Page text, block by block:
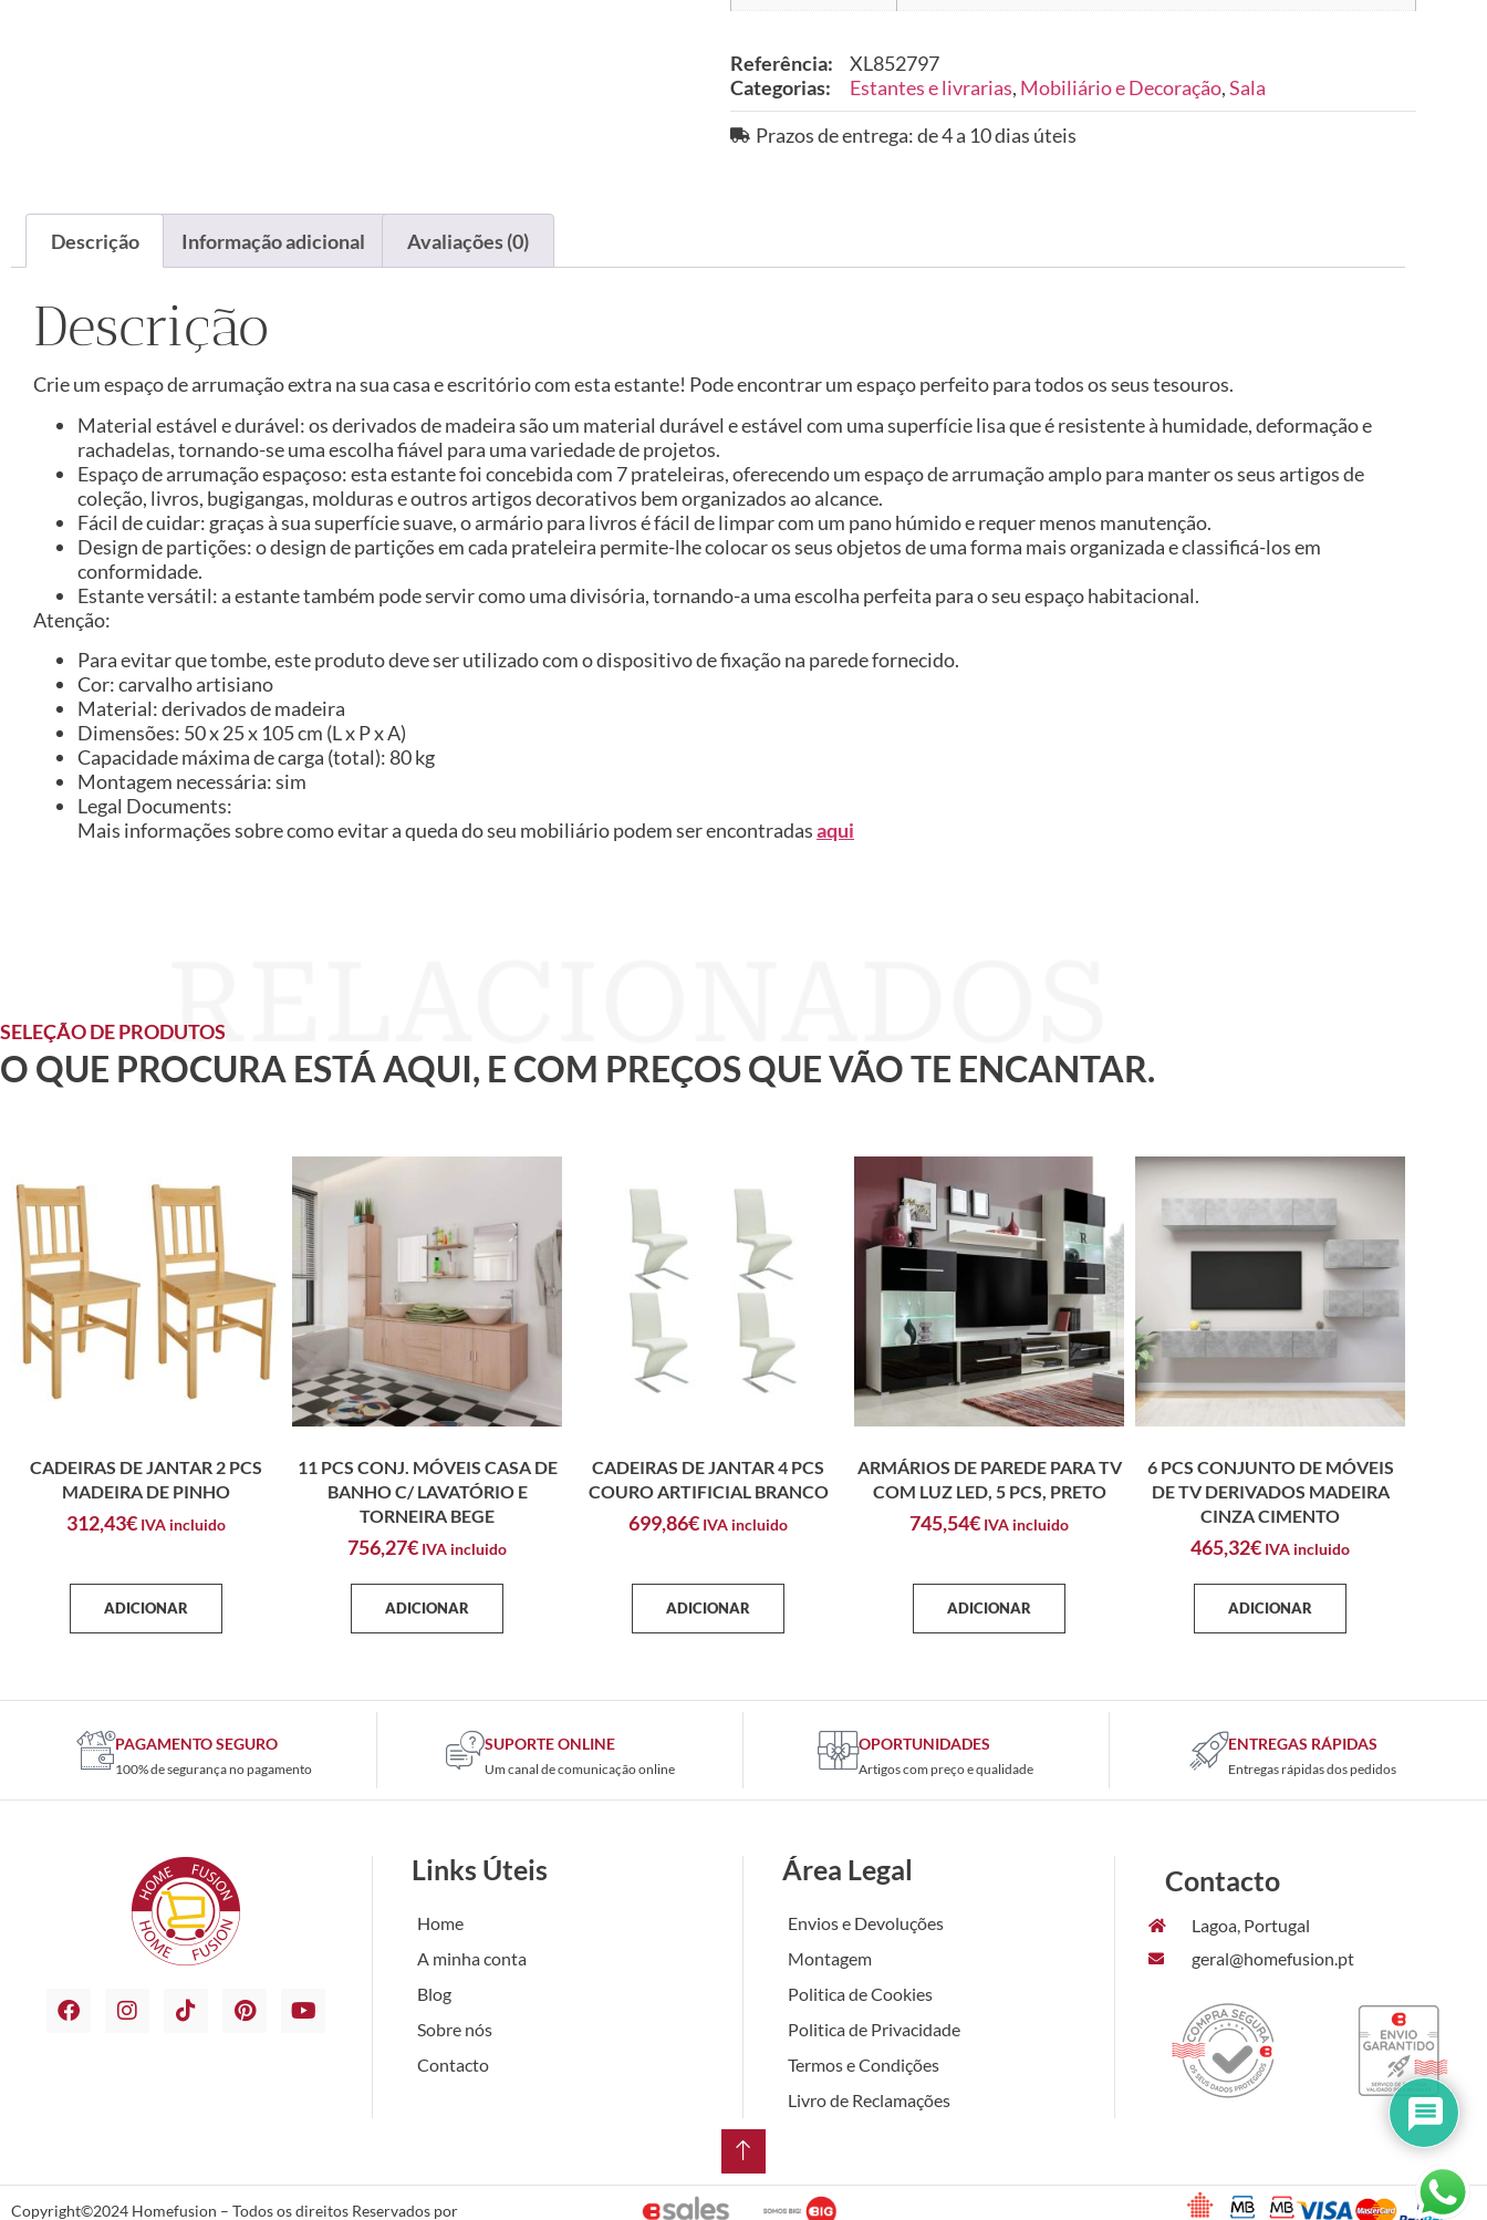
Referência:
XL852797
Categorias:
Estantes e livrarias, Mobiliário e Decoração,Sala
Prazos de entrega: de 4 a 10 dias úteis
Descrição Informação adicional Avaliações (0)
Descrição
Crie um espaço de arrumação extra na sua casa e escritório com esta estante! Pode encontrar um espaço perfeito para todos os seus tesouros.
Material estável e durável: os derivados de madeira são um material durável e estável com uma superfície lisa que é resistente à humidade, deformação e
rachadelas, tornando-se uma escolha fiável para uma variedade de projetos.
Espaço de arrumação espaçoso: esta estante foi concebida com 7 prateleiras, oferecendo um espaço de arrumação amplo para manter os seus artigos de
coleção, livros, bugigangas, molduras e outros artigos decorativos bem organizados ao alcance.
Fácil de cuidar: graças à sua superfície suave, o armário para livros é fácil de limpar com um pano húmido e requer menos manutenção.
Design de partições: o design de partições em cada prateleira permite-lhe colocar os seus objetos de uma forma mais organizada e classificá-los em
conformidade.
Estante versátil: a estante também pode servir como uma divisória, tornando-a uma escolha perfeita para o seu espaço habitacional.
Atenção:
Para evitar que tombe, este produto deve ser utilizado com o dispositivo de fixação na parede fornecido.
Cor: carvalho artisiano
Material: derivados de madeira
Dimensões: 50 x 25 x 105 cm (L x P x A)
Capacidade máxima de carga (total): 80 kg
Montagem necessária: sim
Legal Documents:
Mais informações sobre como evitar a queda do seu mobiliário podem ser encontradasaqui
SELEÇÃO DE PRODUTOS
O QUE PROCURA ESTÁ AQUI, E COM PREÇOS QUE VÃO TE ENCANTAR.
CADEIRAS DE JANTAR 2 PCS
MADEIRA DE PINHO
312,43€ IVA incluido
ADICIONAR
11 PCS CONJ. MÓVEIS CASA DE
BANHO C/ LAVATÓRIO E
TORNEIRA BEGE
756,27€ IVA incluido
ADICIONAR
CADEIRAS DE JANTAR 4 PCS
COURO ARTIFICIAL BRANCO
699,86€ IVA incluido
ADICIONAR
ARMÁRIOS DE PAREDE PARA TV
COM LUZ LED, 5 PCS, PRETO
745,54€ IVA incluido
ADICIONAR
6 PCS CONJUNTO DE MÓVEIS
DE TV DERIVADOS MADEIRA
CINZA CIMENTO
465,32€ IVA incluido
ADICIONAR
PAGAMENTO SEGURO
100% de segurança no pagamento
SUPORTE ONLINE
Um canal de comunicação online
OPORTUNIDADES
Artigos com preço e qualidade
ENTREGAS RÁPIDAS
Entregas rápidas dos pedidos
Links Úteis
Home
A minha conta
Blog
Sobre nós
Contacto
Área Legal
Envios e Devoluções
Montagem
Politica de Cookies
Politica de Privacidade
Termos e Condições
Livro de Reclamações
Contacto
Lagoa, Portugal
geral@homefusion.pt
Copyright©2024 Homefusion – Todos os direitos Reservados por